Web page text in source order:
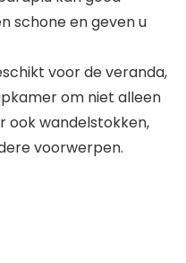
schone en geven u
voor de veranda,
om niet alleen
ook wandelstokken,
voorwerpen.